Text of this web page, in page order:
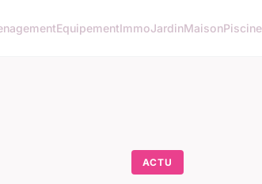
EquipementImmoJardinMaisonPiscine
ACTU